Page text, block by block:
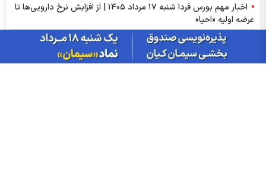
اخبار مهم بورس فردا شنبه ۱۷ مرداد ۱۴۰۵ | از افزایش نرخ دارویی‌ها تا
عرضه اولیه «احیا»
گزارش ماهانه صنعت زغال سنگ تیر ۱۴۰۵ | کربن؛ ضعیف‌ترین گزارش